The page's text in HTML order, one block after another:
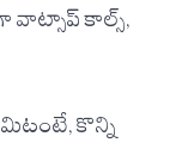
వాట్సాప్ కాల్స్,
కొన్ని